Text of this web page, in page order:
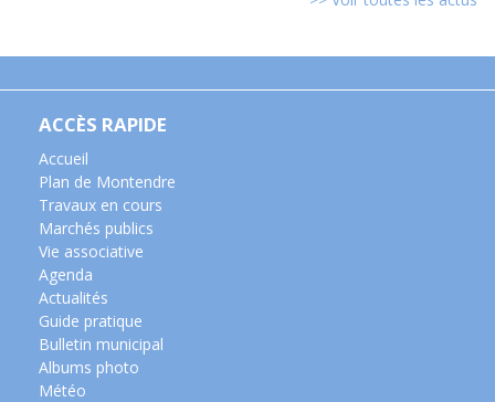
ACCÈS RAPIDE
Accueil
Plan de Montendre
Travaux en cours
Marchés publics
Vie associative
Agenda
Actualités
Guide pratique
Bulletin municipal
Albums photo
Météo